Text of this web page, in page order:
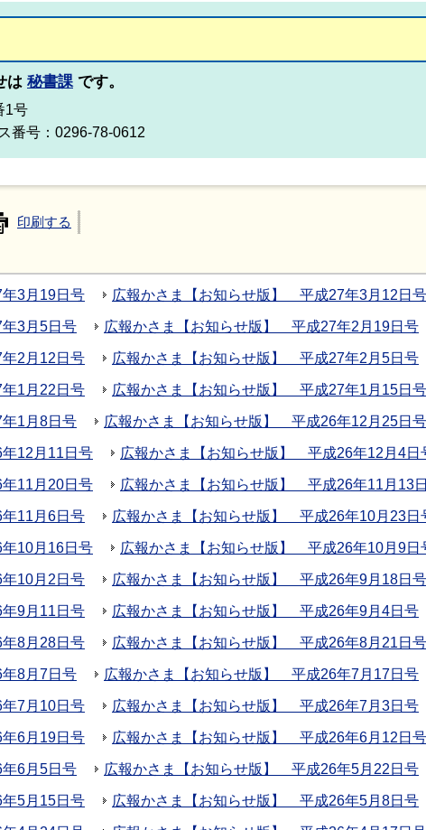
は 秘書課 です。
1号
番号：0296-78-0612
印刷する
3月19日号 広報かさま【お知らせ版】 平成27年3月12日号
3月5日号 広報かさま【お知らせ版】 平成27年2月19日号
2月12日号 広報かさま【お知らせ版】 平成27年2月5日号
1月22日号 広報かさま【お知らせ版】 平成27年1月15日号
1月8日号 広報かさま【お知らせ版】 平成26年12月25日号
12月11日号 広報かさま【お知らせ版】 平成26年12月4日
11月20日号 広報かさま【お知らせ版】 平成26年11月13
11月6日号 広報かさま【お知らせ版】 平成26年10月23日
10月16日号 広報かさま【お知らせ版】 平成26年10月9日
10月2日号 広報かさま【お知らせ版】 平成26年9月18日号
9月11日号 広報かさま【お知らせ版】 平成26年9月4日号
8月28日号 広報かさま【お知らせ版】 平成26年8月21日号
8月7日号 広報かさま【お知らせ版】 平成26年7月17日号
7月10日号 広報かさま【お知らせ版】 平成26年7月3日号
6月19日号 広報かさま【お知らせ版】 平成26年6月12日号
6月5日号 広報かさま【お知らせ版】 平成26年5月22日号
5月15日号 広報かさま【お知らせ版】 平成26年5月8日号